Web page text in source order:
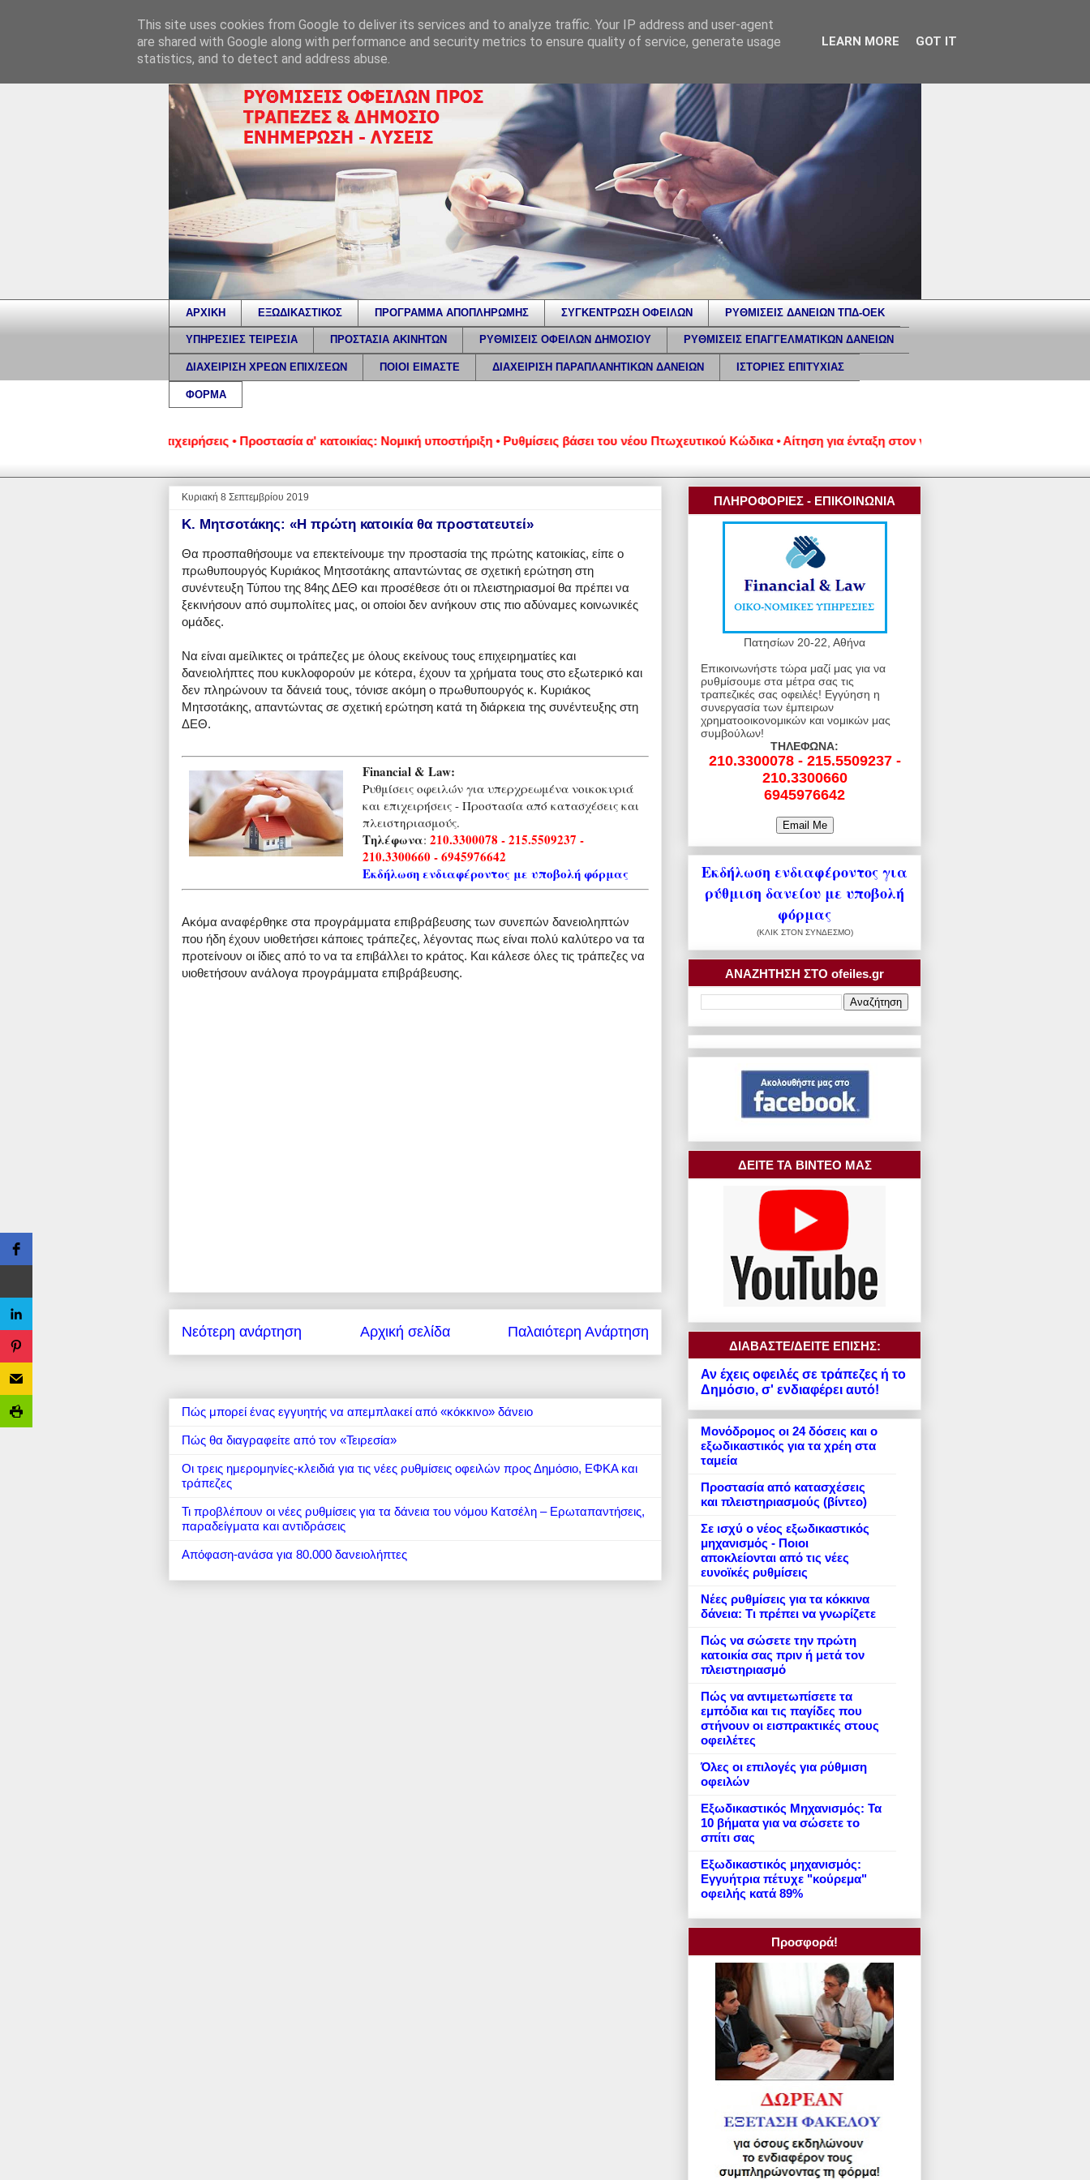
ΑΡΧΙΚΗ ΕΞΩΔΙΚΑΣΤΙΚΟΣ ΠΡΟΓΡΑΜΜΑ ΑΠΟΠΛΗΡΩΜΗΣ ΣΥΓΚΕΝΤΡΩΣΗ ΟΦΕΙΛΩΝ ΡΥΘΜΙΣΕΙΣ ΔΑΝΕΙΩΝ ΤΠΔ-ΟΕΚ
ΥΠΗΡΕΣΙΕΣ ΤΕΙΡΕΣΙΑ ΠΡΟΣΤΑΣΙΑ ΑΚΙΝΗΤΩΝ ΡΥΘΜΙΣΕΙΣ ΟΦΕΙΛΩΝ ΔΗΜΟΣΙΟΥ ΡΥΘΜΙΣΕΙΣ ΕΠΑΓΓΕΛΜΑΤΙΚΩΝ ΔΑΝΕΙΩΝ
ΔΙΑΧΕΙΡΙΣΗ ΧΡΕΩΝ ΕΠΙΧ/ΣΕΩΝ ΠΟΙΟΙ ΕΙΜΑΣΤΕ ΔΙΑΧΕΙΡΙΣΗ ΠΑΡΑΠΛΑΝΗΤΙΚΩΝ ΔΑΝΕΙΩΝ ΙΣΤΟΡΙΕΣ ΕΠΙΤΥΧΙΑΣ
ΦΟΡΜΑ
νοικοκυριά και επιχειρήσεις • Προστασία α' κατοικίας: Νομική υποστήριξη • Ρυθμίσεις βάσει του νέου Πτωχευτικού Κώδικα • Αίτηση για ένταξη στον νέο εξωδικαστικό μηχανισμό
Κυριακή 8 Σεπτεμβρίου 2019
Κ. Μητσοτάκης: «Η πρώτη κατοικία θα προστατευτεί»
Θα προσπαθήσουμε να επεκτείνουμε την προστασία της πρώτης κατοικίας, είπε ο
πρωθυπουργός Κυριάκος Μητσοτάκης απαντώντας σε σχετική ερώτηση στη
συνέντευξη Τύπου της 84ης ΔΕΘ και προσέθεσε ότι οι πλειστηριασμοί θα πρέπει να
ξεκινήσουν από συμπολίτες μας, οι οποίοι δεν ανήκουν στις πιο αδύναμες κοινωνικές
ομάδες.
Να είναι αμείλικτες οι τράπεζες με όλους εκείνους τους επιχειρηματίες και
δανειολήπτες που κυκλοφορούν με κότερα, έχουν τα χρήματα τους στο εξωτερικό και
δεν πληρώνουν τα δάνειά τους, τόνισε ακόμη ο πρωθυπουργός κ. Κυριάκος
Μητσοτάκης, απαντώντας σε σχετική ερώτηση κατά τη διάρκεια της συνέντευξης στη
ΔΕΘ.
Financial & Law:
Ρυθμίσεις οφειλών για υπερχρεωμένα νοικοκυριά
και επιχειρήσεις - Προστασία από κατασχέσεις και
πλειστηριασμούς.
Τηλέφωνα: 210.3300078 - 215.5509237 -
210.3300660 - 6945976642
Εκδήλωση ενδιαφέροντος με υποβολή φόρμας
Ακόμα αναφέρθηκε στα προγράμματα επιβράβευσης των συνεπών δανειοληπτών
που ήδη έχουν υιοθετήσει κάποιες τράπεζες, λέγοντας πως είναι πολύ καλύτερο να τα
προτείνουν οι ίδιες από το να τα επιβάλλει το κράτος. Και κάλεσε όλες τις τράπεζες να
υιοθετήσουν ανάλογα προγράμματα επιβράβευσης.
Νεότερη ανάρτηση Παλαιότερη Ανάρτηση
Αρχική σελίδα
Πώς μπορεί ένας εγγυητής να απεμπλακεί από «κόκκινο» δάνειο
Πώς θα διαγραφείτε από τον «Τειρεσία»
Οι τρεις ημερομηνίες-κλειδιά για τις νέες ρυθμίσεις οφειλών προς Δημόσιο, ΕΦΚΑ και
τράπεζες
Τι προβλέπουν οι νέες ρυθμίσεις για τα δάνεια του νόμου Κατσέλη – Ερωταπαντήσεις,
παραδείγματα και αντιδράσεις
Απόφαση-ανάσα για 80.000 δανειολήπτες
ΠΛΗΡΟΦΟΡΙΕΣ - ΕΠΙΚΟΙΝΩΝΙΑ
Πατησίων 20-22, Αθήνα
Επικοινωνήστε τώρα μαζί μας για να
ρυθμίσουμε στα μέτρα σας τις
τραπεζικές σας οφειλές! Εγγύηση η
συνεργασία των έμπειρων
χρηματοοικονομικών και νομικών μας
συμβούλων!
ΤΗΛΕΦΩΝΑ:
210.3300078 - 215.5509237 -
210.3300660
6945976642
Εκδήλωση ενδιαφέροντος για
ρύθμιση δανείου με υποβολή
φόρμας
(ΚΛΙΚ ΣΤΟΝ ΣΥΝΔΕΣΜΟ)
ΑΝΑΖΗΤΗΣΗ ΣΤΟ ofeiles.gr
ΔΕΙΤΕ ΤΑ ΒΙΝΤΕΟ ΜΑΣ
ΔΙΑΒΑΣΤΕ/ΔΕΙΤΕ ΕΠΙΣΗΣ:
Αν έχεις οφειλές σε τράπεζες ή το
Δημόσιο, σ' ενδιαφέρει αυτό!
Μονόδρομος οι 24 δόσεις και ο
εξωδικαστικός για τα χρέη στα
ταμεία
Προστασία από κατασχέσεις
και πλειστηριασμούς (βίντεο)
Σε ισχύ ο νέος εξωδικαστικός
μηχανισμός - Ποιοι
αποκλείονται από τις νέες
ευνοϊκές ρυθμίσεις
Νέες ρυθμίσεις για τα κόκκινα
δάνεια: Τι πρέπει να γνωρίζετε
Πώς να σώσετε την πρώτη
κατοικία σας πριν ή μετά τον
πλειστηριασμό
Πώς να αντιμετωπίσετε τα
εμπόδια και τις παγίδες που
στήνουν οι εισπρακτικές στους
οφειλέτες
Όλες οι επιλογές για ρύθμιση
οφειλών
Εξωδικαστικός Μηχανισμός: Τα
10 βήματα για να σώσετε το
σπίτι σας
Εξωδικαστικός μηχανισμός:
Εγγυήτρια πέτυχε "κούρεμα"
οφειλής κατά 89%
Προσφορά!
This site uses cookies from Google to deliver its services and to analyze traffic. Your IP address and user-agent
are shared with Google along with performance and security metrics to ensure quality of service, generate usage
statistics, and to detect and address abuse.
LEARN MORE GOT IT